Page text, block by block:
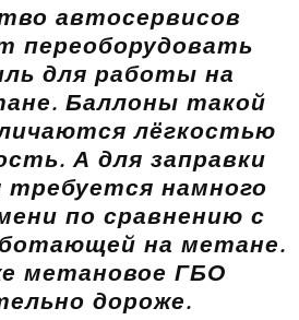
автосервисов
переоборудовать
для работы на
Баллоны такой
лёгкостью
А для заправки
намного
по сравнению с
на метане.
метановое ГБО
дороже.